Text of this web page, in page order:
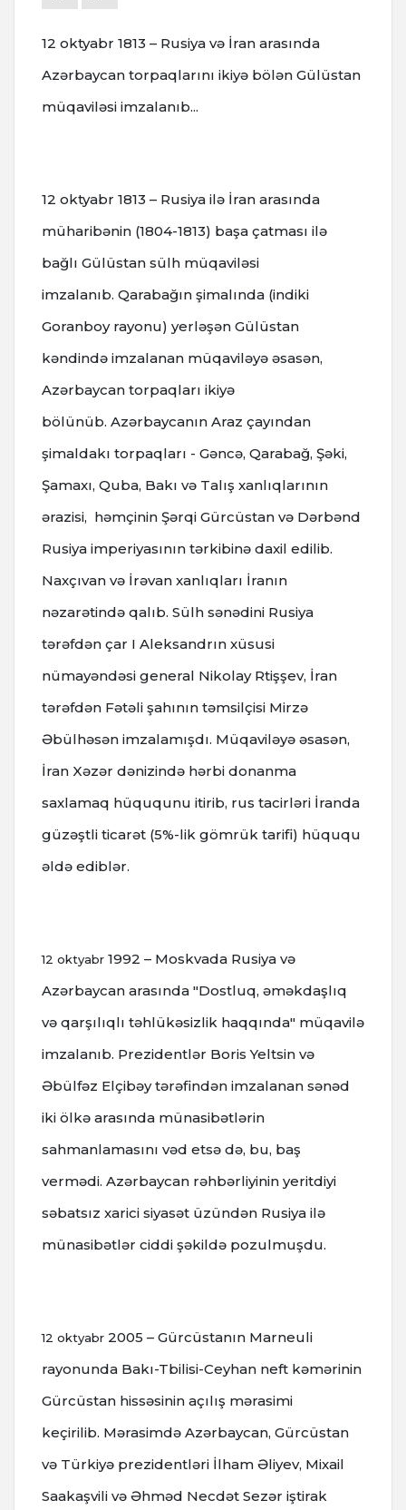
12 oktyabr 1813 – Rusiya və İran arasında
Azərbaycan torpaqlarını ikiyə bölən Gülüstan
müqaviləsi imzalanıb...
12 oktyabr 1813 – Rusiya ilə İran arasında
müharibənin (1804-1813) başa çatması ilə
bağlı Gülüstan sülh müqaviləsi
imzalanıb. Qarabağın şimalında (indiki
Goranboy rayonu) yerləşən Gülüstan
kəndində imzalanan müqaviləyə əsasən,
Azərbaycan torpaqları ikiyə
bölünüb. Azərbaycanın Araz çayından
şimaldakı torpaqları - Gəncə, Qarabağ, Şəki,
Şamaxı, Quba, Bakı və Talış xanlıqlarının
ərazisi, həmçinin Şərqi Gürcüstan və Dərbənd
Rusiya imperiyasının tərkibinə daxil edilib.
Naxçıvan və İrəvan xanlıqları İranın
nəzarətində qalıb. Sülh sənədini Rusiya
tərəfdən çar I Aleksandrın xüsusi
nümayəndəsi general Nikolay Rtişşev, İran
tərəfdən Fətəli şahının təmsilçisi Mirzə
Əbülhəsən imzalamışdı. Müqaviləyə əsasən,
İran Xəzər dənizində hərbi donanma
saxlamaq hüququnu itirib, rus tacirləri İranda
güzəştli ticarət (5%-lik gömrük tarifi) hüququ
əldə ediblər.
12 oktyabr 1992 – Moskvada Rusiya və
Azərbaycan arasında "Dostluq, əməkdaşlıq
və qarşılıqlı təhlükəsizlik haqqında" müqavilə
imzalanıb. Prezidentlər Boris Yeltsin və
Əbülfəz Elçibəy tərəfindən imzalanan sənəd
iki ölkə arasında münasibətlərin
sahmanlamasını vəd etsə də, bu, baş
vermədi. Azərbaycan rəhbərliyinin yeritdiyi
səbatsız xarici siyasət üzündən Rusiya ilə
münasibətlər ciddi şəkildə pozulmuşdu.
12 oktyabr 2005 – Gürcüstanın Marneuli
rayonunda Bakı-Tbilisi-Ceyhan neft kəmərinin
Gürcüstan hissəsinin açılış mərasimi
keçirilib. Mərasimdə Azərbaycan, Gürcüstan
və Türkiyə prezidentləri İlham Əliyev, Mixail
Saakaşvili və Əhməd Necdət Sezər iştirak